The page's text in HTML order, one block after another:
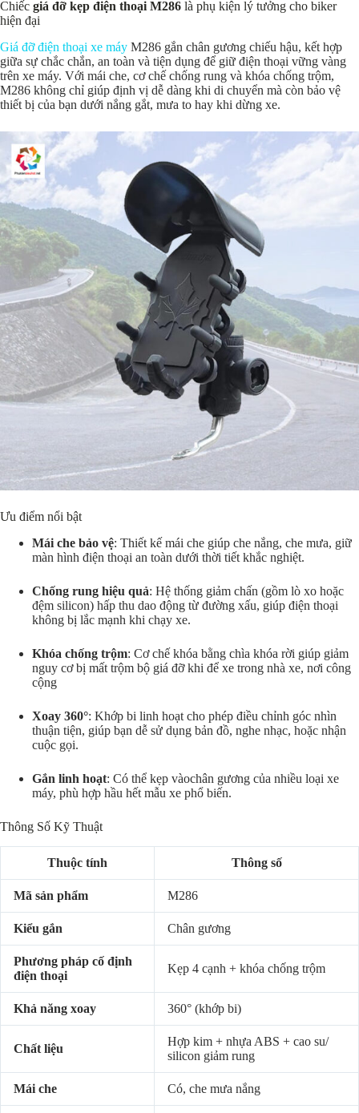
Chiếc giá đỡ kẹp điện thoại M286 là phụ kiện lý tưởng cho biker
hiện đại
Giá đỡ điện thoại xe máy M286 gắn chân gương chiếu hậu, kết hợp
giữa sự chắc chắn, an toàn và tiện dụng để giữ điện thoại vững vàng
trên xe máy. Với mái che, cơ chế chống rung và khóa chống trộm,
M286 không chỉ giúp định vị dễ dàng khi di chuyển mà còn bảo vệ
thiết bị của bạn dưới nắng gắt, mưa to hay khi dừng xe.
Ưu điểm nổi bật
Mái che bảo vệ: Thiết kế mái che giúp che nắng, che mưa, giữ
màn hình điện thoại an toàn dưới thời tiết khắc nghiệt.
Chống rung hiệu quả: Hệ thống giảm chấn (gồm lò xo hoặc
đệm silicon) hấp thu dao động từ đường xấu, giúp điện thoại
không bị lắc mạnh khi chạy xe.
Khóa chống trộm: Cơ chế khóa bằng chìa khóa rời giúp giảm
nguy cơ bị mất trộm bộ giá đỡ khi để xe trong nhà xe, nơi công
cộng
Xoay 360°: Khớp bi linh hoạt cho phép điều chỉnh góc nhìn
thuận tiện, giúp bạn dễ sử dụng bản đồ, nghe nhạc, hoặc nhận
cuộc gọi.
Gắn linh hoạt: Có thể kẹp vàochân gương của nhiều loại xe
máy, phù hợp hầu hết mẫu xe phổ biến.
Thông Số Kỹ Thuật
Thuộc tính Thông số
Mã sản phẩm M286
Kiểu gắn Chân gương
Phương pháp cố định
điện thoại
Kẹp 4 cạnh + khóa chống trộm
Khả năng xoay 360° (khớp bi)
Chất liệu
Hợp kim + nhựa ABS + cao su/
silicon giảm rung
Mái che Có, che mưa nắng